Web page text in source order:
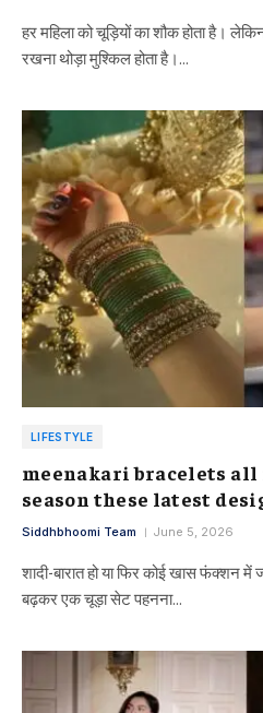
हर महिला को चूड़ियों का शौक होता है।
रखना थोड़ा मुश्किल होता है।…
LIFESTYLE
meenakari bracelets
season these latest
Siddhbhoomi Team June 5, 2026
शादी-बारात हो या फिर कोई खास फंक्शन में
बढ़कर एक चूड़ा सेट पहनना…